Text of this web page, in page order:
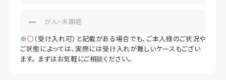
がん・末期癌
※○ （受け入れ可）と記載がある場合でも、ご本人様のご状況や
ご状態によっては、実際には受け入れが難しいケースもござい
ます。 まずはお気軽にご相談ください。